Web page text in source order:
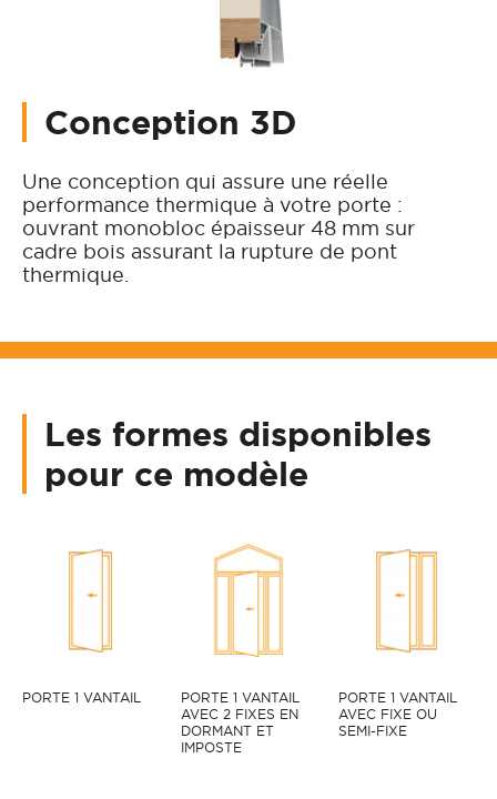
Conception 3D
Une conception qui assure une réelle
performance thermique à votre porte :
ouvrant monobloc épaisseur 48 mm sur
cadre bois assurant la rupture de pont
thermique.
Les formes disponibles
pour ce modèle
PORTE 1 VANTAIL
PORTE 1 VANTAIL
AVEC 2 FIXES EN
DORMANT ET
IMPOSTE
PORTE 1 VANTAIL
AVEC FIXE OU
SEMI-FIXE